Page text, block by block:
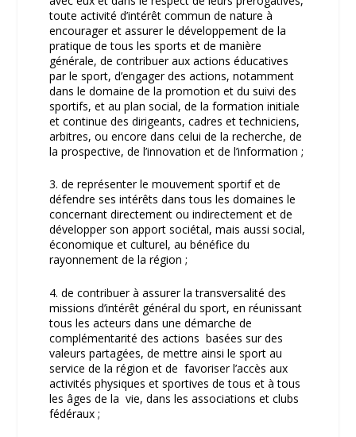
toute activité d’intérêt commun de nature à
encourager et assurer le développement de la
pratique de tous les sports et de manière
générale, de contribuer aux actions éducatives
par le sport, d’engager des actions, notamment
dans le domaine de la promotion et du suivi des
sportifs, et au plan social, de la formation initiale
et continue des dirigeants, cadres et techniciens,
arbitres, ou encore dans celui de la recherche, de
la prospective, de l’innovation et de l’information ;
3. de représenter le mouvement sportif et de
défendre ses intérêts dans tous les domaines le
concernant directement ou indirectement et de
développer son apport sociétal, mais aussi social,
économique et culturel, au bénéfice du
rayonnement de la région ;
4. de contribuer à assurer la transversalité des
missions d’intérêt général du sport, en réunissant
tous les acteurs dans une démarche de
complémentarité des actions basées sur des
valeurs partagées, de mettre ainsi le sport au
service de la région et de favoriser l’accès aux
activités physiques et sportives de tous et à tous
les âges de la vie, dans les associations et clubs
fédéraux ;